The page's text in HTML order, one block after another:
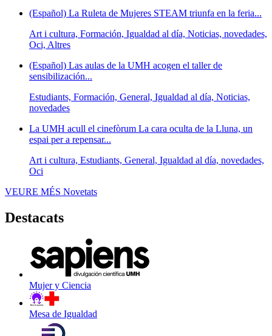
(Español) La Ruleta de Mujeres STEAM triunfa en la feria...
Art i cultura, Formación, Igualdad al día, Noticias, novedades,
Oci, Altres
(Español) Las aulas de la UMH acogen el taller de
sensibilización...
Estudiants, Formación, General, Igualdad al día, Noticias,
novedades
La UMH acull el cinefòrum La cara oculta de la Lluna, un
espai per a repensar...
Art i cultura, Estudiants, General, Igualdad al día, novedades,
Oci
VEURE MÉS Novetats
Destacats
Mujer y Ciencia
Mesa de Igualdad